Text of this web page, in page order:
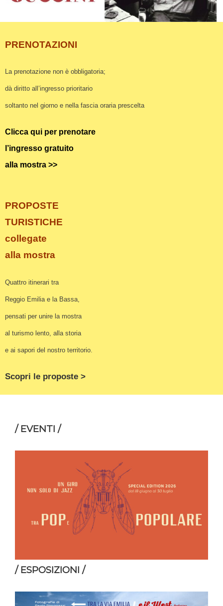
PRENOTAZIONI
La prenotazione non è obbligatoria;
dà diritto all’ingresso prioritario
soltanto nel giorno e nella fascia oraria prescelta
Clicca qui per prenotare
l’ingresso gratuito
alla mostra >>
PROPOSTE
TURISTICHE
collegate
alla mostra
Quattro itinerari tra
Reggio Emilia e la Bassa,
pensati per unire la mostra
al turismo lento, alla storia
e ai sapori del nostro territorio.
Scopri le proposte >
/ EVENTI /
/ ESPOSIZIONI /